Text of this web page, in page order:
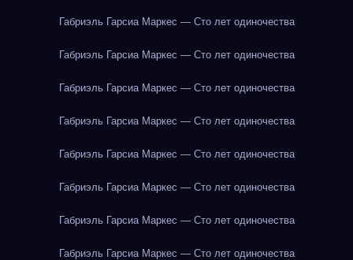
Габриэль Гарсиа Маркес — Сто лет одиночества
Габриэль Гарсиа Маркес — Сто лет одиночества
Габриэль Гарсиа Маркес — Сто лет одиночества
Габриэль Гарсиа Маркес — Сто лет одиночества
Габриэль Гарсиа Маркес — Сто лет одиночества
Габриэль Гарсиа Маркес — Сто лет одиночества
Габриэль Гарсиа Маркес — Сто лет одиночества
Габриэль Гарсиа Маркес — Сто лет одиночества